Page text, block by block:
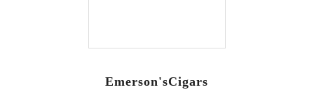
Emerson'sCigars